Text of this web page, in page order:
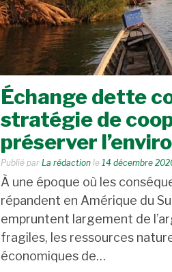
Échange dette
stratégie de
préserver
Publié par La rédaction le 14 décembre
À une époque où les
répandent en Amérique du
empruntent largement de
fragiles, les ressources
économiques de…